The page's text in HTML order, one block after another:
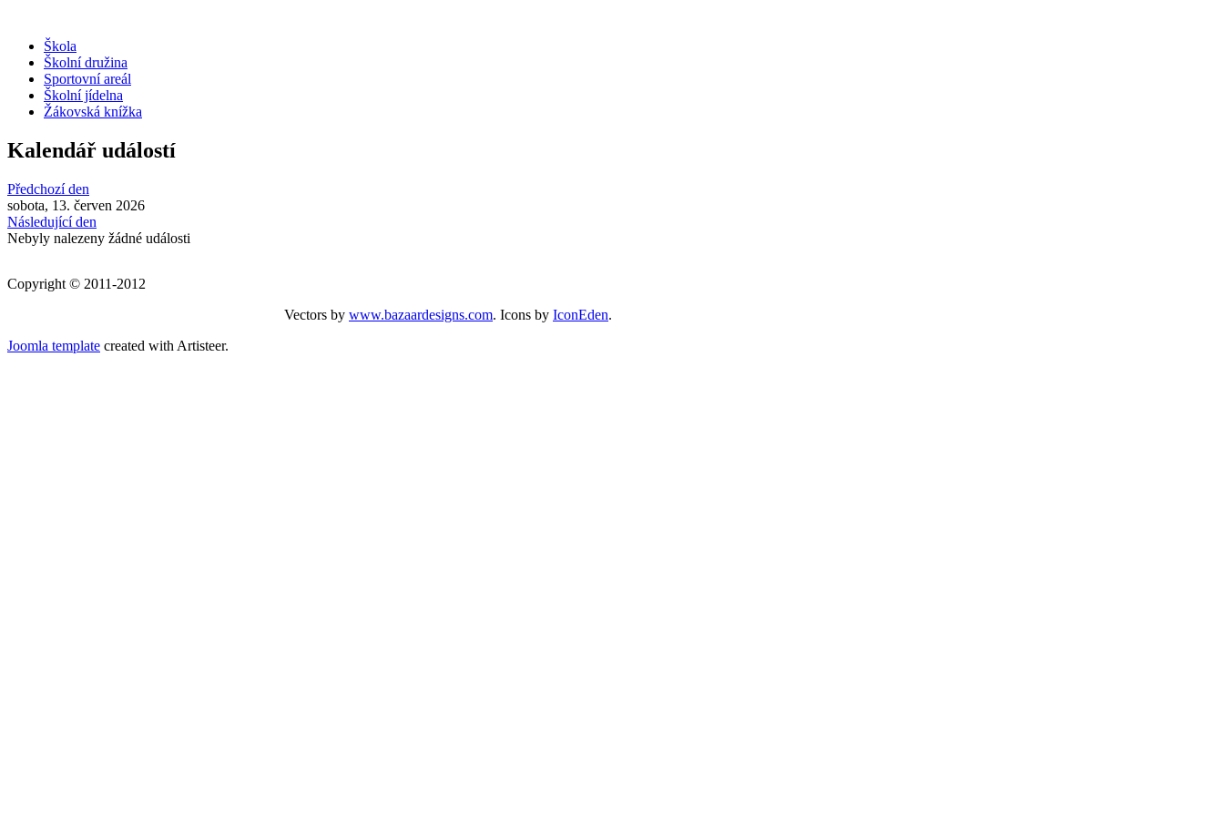
Škola
Školní družina
Sportovní areál
Školní jídelna
Žákovská knížka
Kalendář událostí
Předchozí den
sobota, 13. červen 2026
Následující den
Nebyly nalezeny žádné události
Copyright © 2011-2012
Vectors by www.bazaardesigns.com. Icons by IconEden.
Joomla template created with Artisteer.